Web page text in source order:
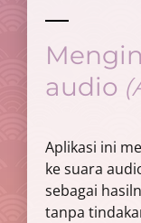
audio
Aplikasi ini
ke suara
sebagai
tanpa